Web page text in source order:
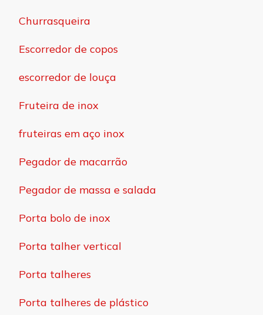
Churrasqueira
Escorredor de copos
escorredor de louça
Fruteira de inox
fruteiras em aço inox
Pegador de macarrão
Pegador de massa e salada
Porta bolo de inox
Porta talher vertical
Porta talheres
Porta talheres de plástico